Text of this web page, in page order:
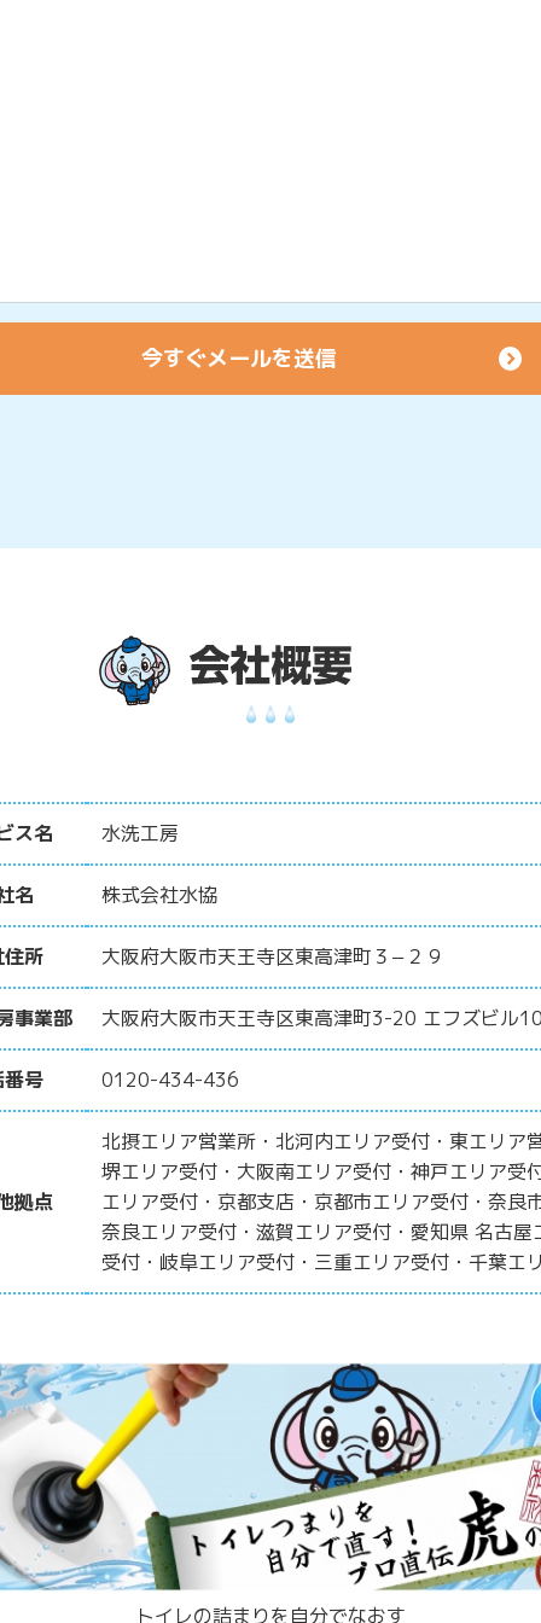
ス名 水洗工房
名 株式会社水協
所 大阪府大阪市天王寺区東高津町３−２９
事業部 大阪府大阪市天王寺区東高津町3-20 エフズビル
号 0120-434-436
拠点
北摂エリア営業所・北河内エリア受付・東エリア
堺エリア受付・大阪南エリア受付・神戸エリア受
エリア受付・京都支店・京都市エリア受付・奈良
奈良エリア受付・滋賀エリア受付・愛知県 名古屋
受付・岐阜エリア受付・三重エリア受付・千葉エ
トイレの詰まりを自分でなおす